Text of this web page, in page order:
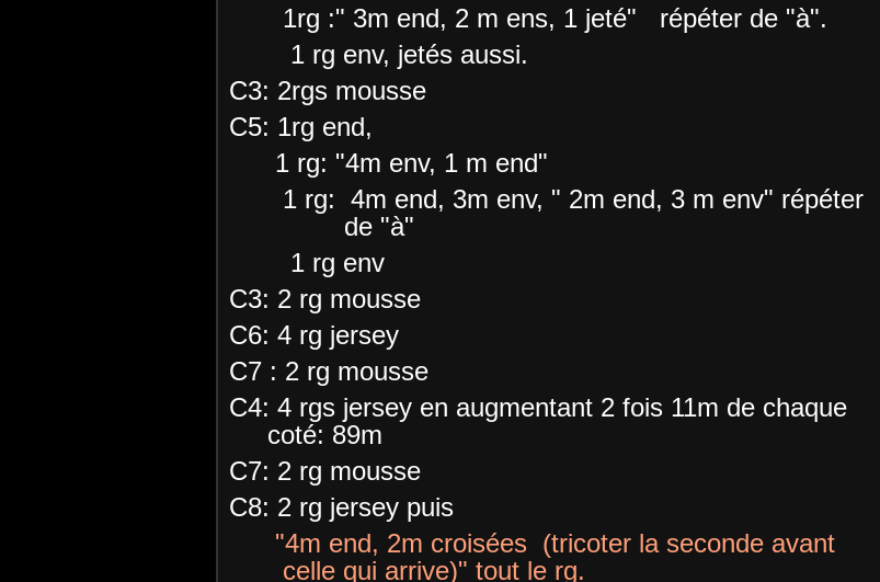
1rg :" 3m end, 2 m ens, 1 jeté" répéter de "à".
1 rg env, jetés aussi.
C3: 2rgs mousse
C5: 1rg end,
1 rg: "4m env, 1 m end"
1 rg: 4m end, 3m env, " 2m end, 3 m env" répéter
de "à"
1 rg env
C3: 2 rg mousse
C6: 4 rg jersey
C7 : 2 rg mousse
C4: 4 rgs jersey en augmentant 2 fois 11m de chaque
coté: 89m
C7: 2 rg mousse
C8: 2 rg jersey puis
"4m end, 2m croisées (tricoter la seconde avant
celle qui arrive)" tout le rg.